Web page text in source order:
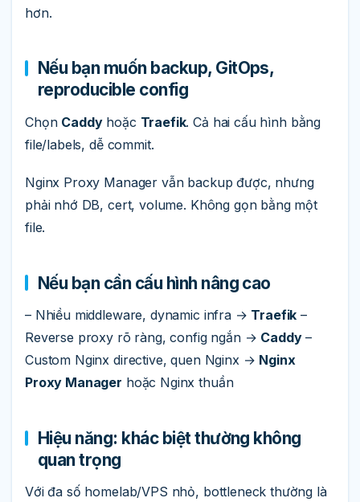
hơn.
Nếu bạn muốn backup, GitOps,
reproducible config
Chọn Caddyhoặc Traefik. Cả hai cấu hình bằng
file/labels, dễ commit.
Nginx Proxy Manager vẫn backup được, nhưng
phải nhớ DB, cert, volume. Không gọn bằng một
file.
Nếu bạn cần cấu hình nâng cao
– Nhiều middleware, dynamic infra → Traefik –
Reverse proxy rõ ràng, config ngắn → Caddy–
Custom Nginx directive, quen Nginx → Nginx
Proxy Manager hoặc Nginx thuần
Hiệu năng: khác biệt thường không
quan trọng
Với đa số homelab/VPS nhỏ, bottleneck thường là